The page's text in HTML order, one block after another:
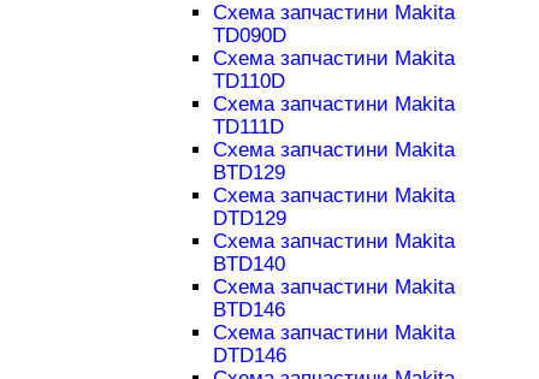
Схема запчастини Makita
TD090D
Схема запчастини Makita
TD110D
Схема запчастини Makita
TD111D
Схема запчастини Makita
BTD129
Схема запчастини Makita
DTD129
Схема запчастини Makita
BTD140
Схема запчастини Makita
BTD146
Схема запчастини Makita
DTD146